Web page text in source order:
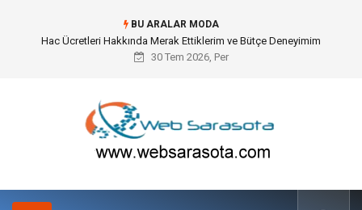
BU ARALAR MODA
Hac Ücretleri Hakkında Merak Ettiklerim ve Bütçe Deneyimim
30 Tem 2026, Per